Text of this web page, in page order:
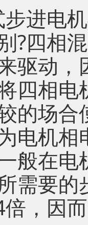
进电
?四相
驱动
四相
的场
电机
般在
需要
，因